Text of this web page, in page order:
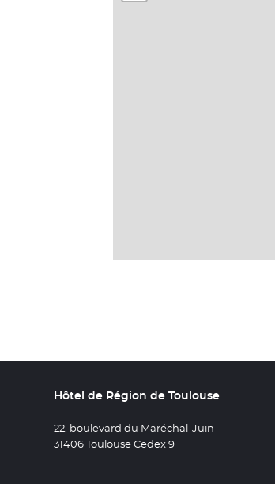
Hôtel de Région de Toulouse
22, boulevard du Maréchal-Juin
31406 Toulouse Cedex 9